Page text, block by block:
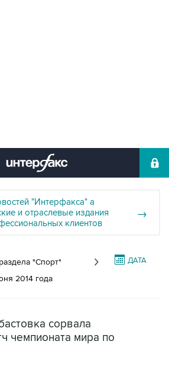
"Интерфакса" а
и отраслевые издания
клиентов
→
"Спорт"
2014 года
ДАТА
сорвала
чемпионата мира по